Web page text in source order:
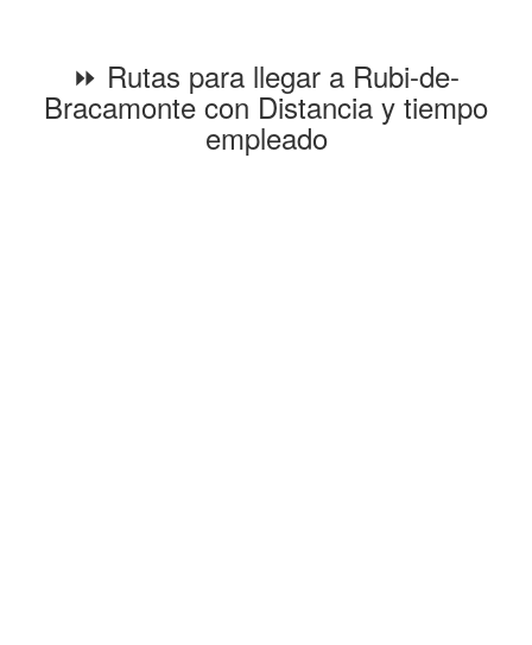
⏩ Rutas para llegar a Rubi-de-
Bracamonte con Distancia y tiempo
empleado